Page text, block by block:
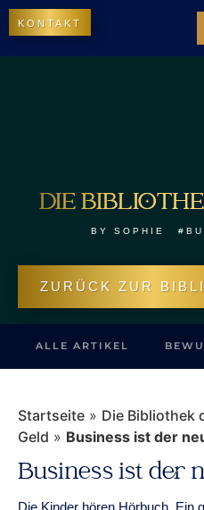
KONTAKT
DIE
BY SOPHIE
ZURÜCK ZUR
ALLE ARTIKEL
Startseite » Die Bibliothek
Geld » Business ist der
Business ist der
Die Kinder hören Hörbuch. Ein